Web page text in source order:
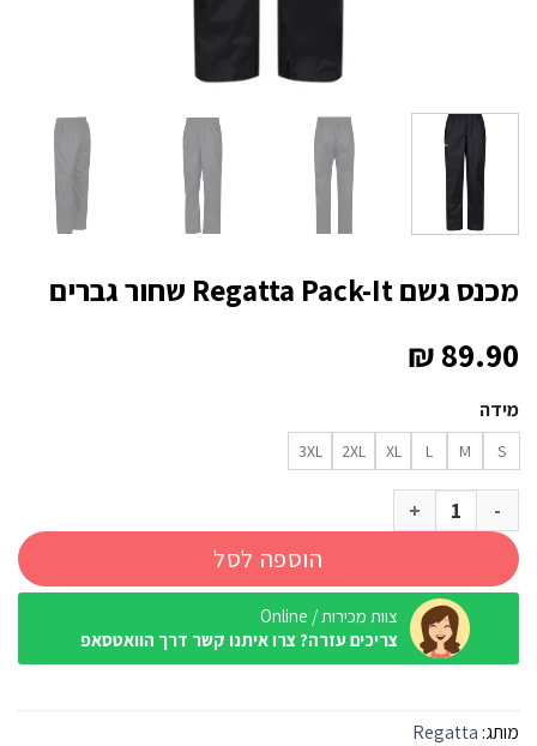
מכנס גשם Regatta Pack-It שחור גברים
₪89.90
מידה
S
M
L
XL
2XL
3XL
כמות של מכנס גשם Regatta Pack-It שחור גברים
הוספה לסל
צוות מכירות / Online
צריכים עזרה? צרו איתנו קשר דרך הוואטסאפ
מותג: Regatta